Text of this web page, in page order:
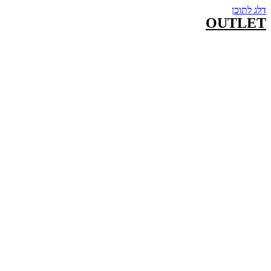
דלג לתוכן
OUTLET